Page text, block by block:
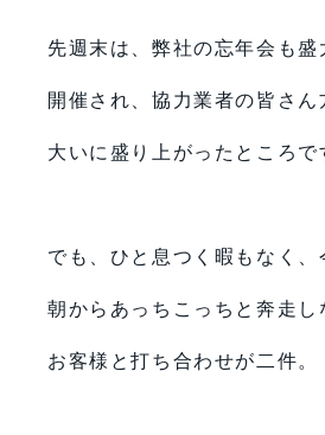
先週末は、弊社の忘年会も盛
開催され、協力業者の皆さん
大いに盛り上がったところで
でも、ひと息つく暇もなく、
朝からあっちこっちと奔走し
お客様と打ち合わせが二件。